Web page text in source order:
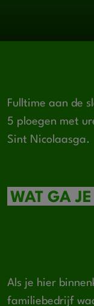
Fulltime aan de
5 ploegen met
Sint Nicolaasga.
WAT GA
Als je hier
familiebedrijf